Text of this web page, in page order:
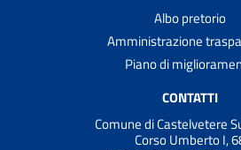
Albo pretorio
Amministrazione
Piano di
CONTATTI
Comune di Castelvetere
Corso Umberto I,